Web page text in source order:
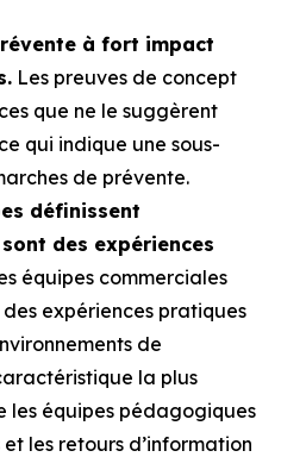
à fort impact
Les preuves de concept
que ne le suggèrent
qui indique une sous-
de prévente.
définissent
des expériences
équipes commerciales
expériences pratiques
de
la plus
les équipes pédagogiques
les retours d’information